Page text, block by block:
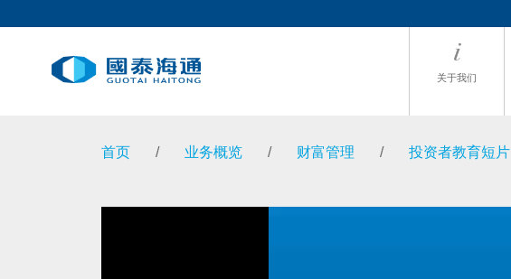
关于我们
首页 / 业务概览 / 财富管理 / 投资者教育短片